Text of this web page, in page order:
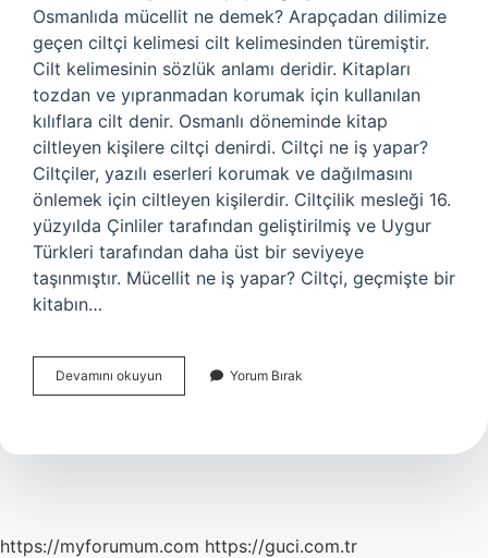
Osmanlıda mücellit ne demek? Arapçadan dilimize
geçen ciltçi kelimesi cilt kelimesinden türemiştir.
Cilt kelimesinin sözlük anlamı deridir. Kitapları
tozdan ve yıpranmadan korumak için kullanılan
kılıflara cilt denir. Osmanlı döneminde kitap
ciltleyen kişilere ciltçi denirdi. Ciltçi ne iş yapar?
Ciltçiler, yazılı eserleri korumak ve dağılmasını
önlemek için ciltleyen kişilerdir. Ciltçilik mesleği 16.
yüzyılda Çinliler tarafından geliştirilmiş ve Uygur
Türkleri tarafından daha üst bir seviyeye
taşınmıştır. Mücellit ne iş yapar? Ciltçi, geçmişte bir
kitabın…
Devamını okuyun
Elemanı
Yapar
Yorum Bırak
https://myforumum.com https://guci.com.tr